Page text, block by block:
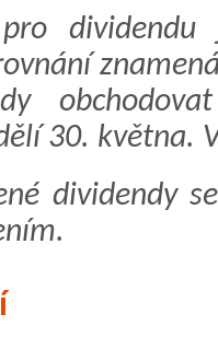
pro
30. května.
dividendy